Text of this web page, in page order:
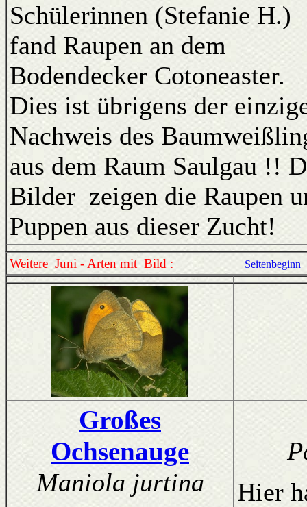
Schülerinnen (Stefanie H.)
fand Raupen an dem
Bodendecker Cotoneaster.
Dies ist übrigens der
Nachweis des
aus dem Raum Saulgau !!
Bilder zeigen die Raupen
Puppen aus dieser Zucht!
Weitere Juni - Arten mit Bild : Seitenbeginn
Großes
Ochsenauge
Maniola jurtina
Hier